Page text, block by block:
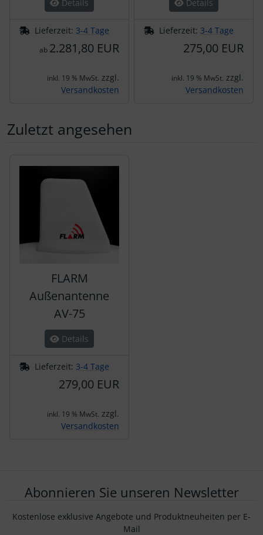
Details
Lieferzeit: 3-4 Tage
ab 2.281,80 EUR
inkl. 19 % MwSt. zzgl.
Versandkosten
Details
Lieferzeit: 3-4 Tage
275,00 EUR
inkl. 19 % MwSt. zzgl.
Versandkosten
Zuletzt angesehen
FLARM
Außenantenne
AV-75
Details
Lieferzeit: 3-4 Tage
279,00 EUR
inkl. 19 % MwSt. zzgl.
Versandkosten
Abonnieren Sie unseren Newsletter
Kostenlose exklusive Angebote und Produktneuheiten per E-
Mail